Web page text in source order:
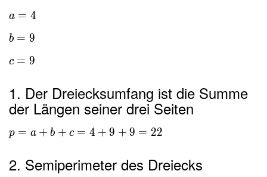
a = 4
b = 9
c = 9
1. Der Dreiecksumfang ist die Summe
der Längen seiner drei Seiten
p = a + b + c = 4 + 9 + 9 = 22
2. Semiperimeter des Dreiecks